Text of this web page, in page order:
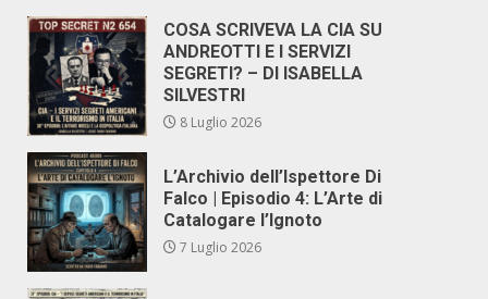
COSA SCRIVEVA LA CIA SU
ANDREOTTI E I SERVIZI
SEGRETI? – DI ISABELLA
SILVESTRI
8 Luglio 2026
L’Archivio dell’Ispettore Di
Falco | Episodio 4: L’Arte di
Catalogare l’Ignoto
7 Luglio 2026